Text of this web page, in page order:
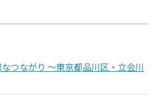
つながり ～東京都品川区・立会川